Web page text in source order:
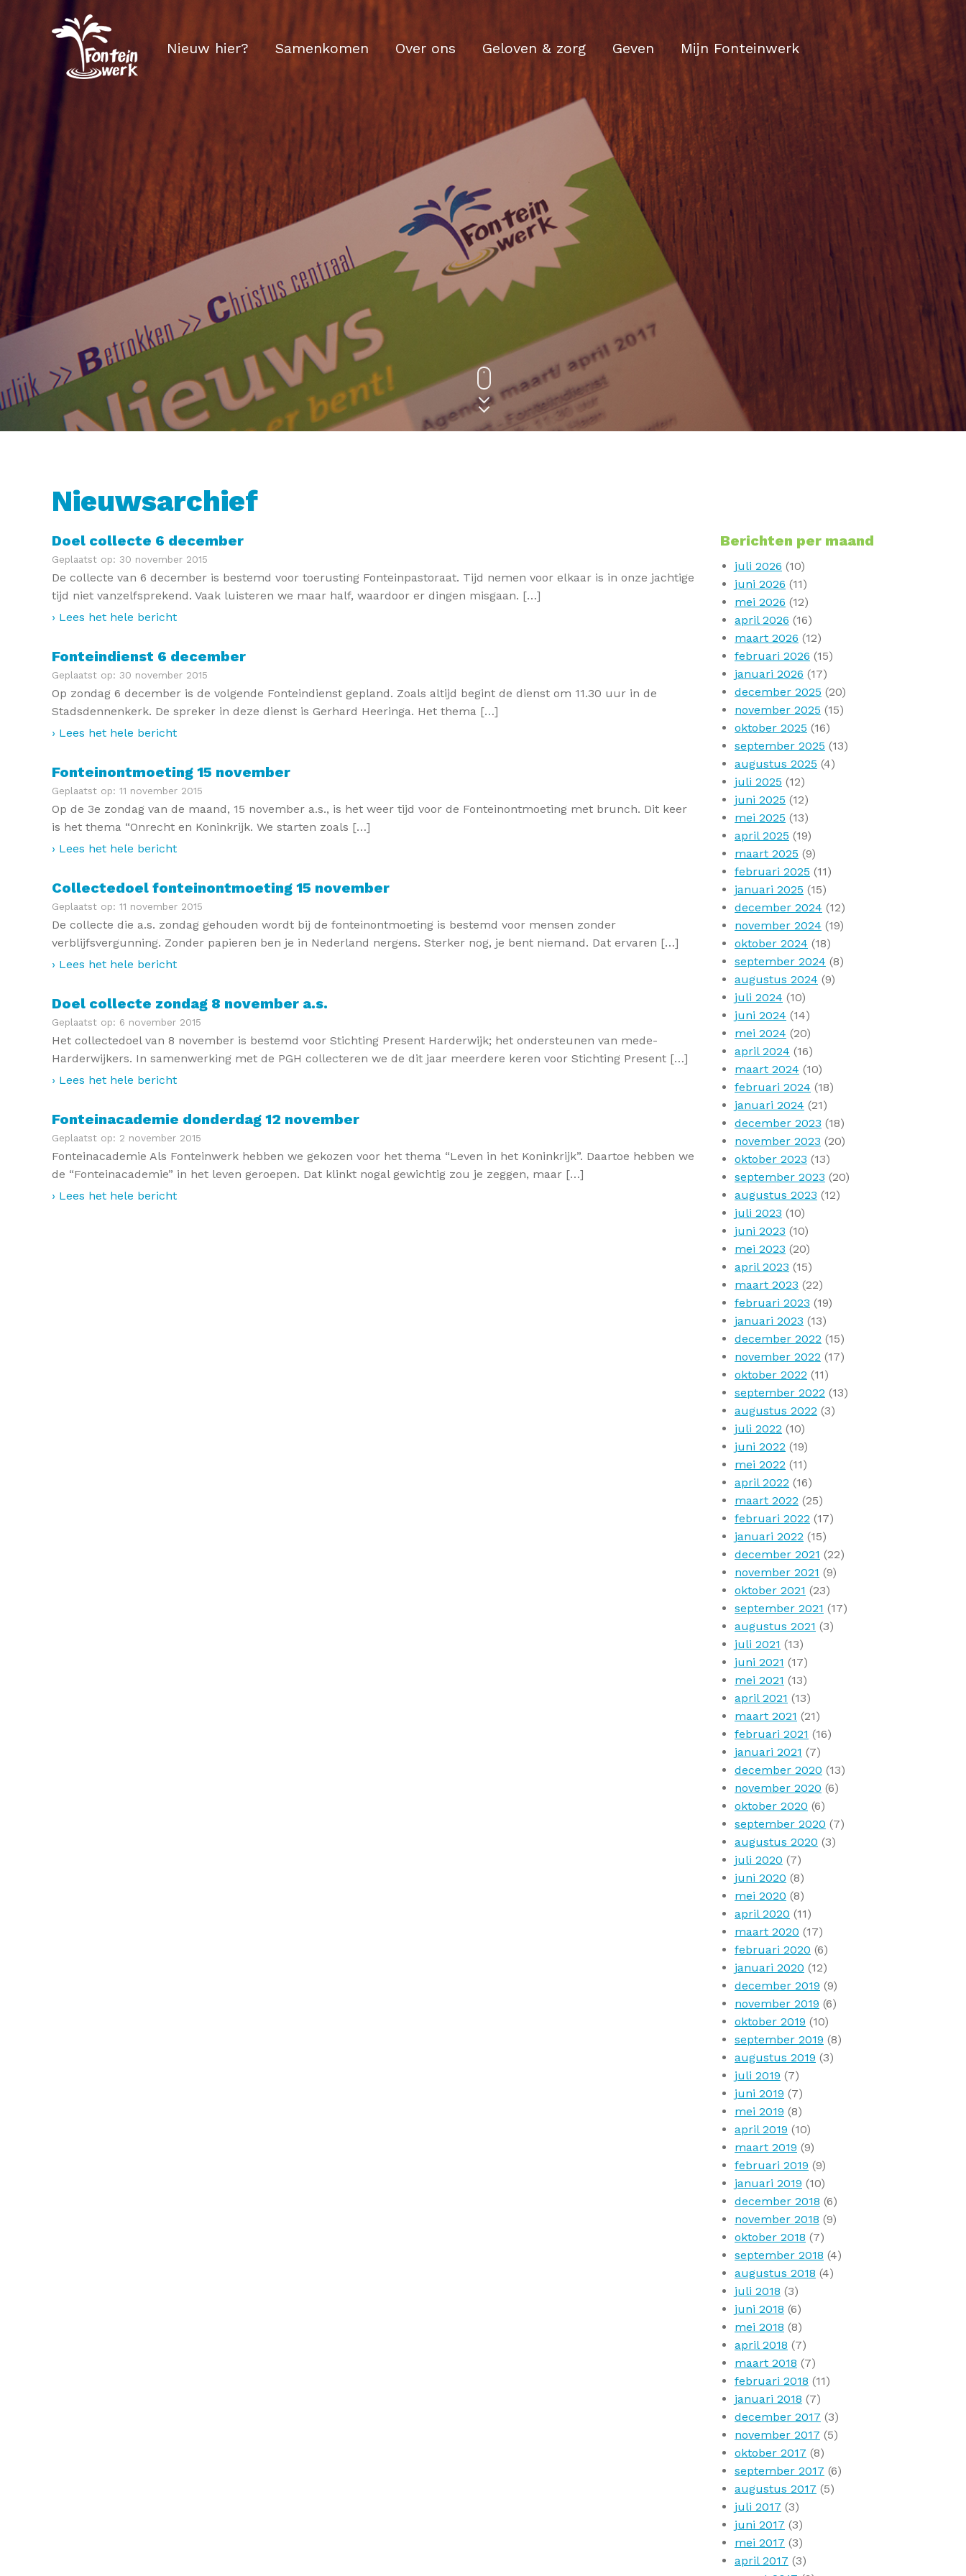
Nieuw hier? Samenkomen Over ons Geloven & zorg Geven Mijn Fonteinwerk
Nieuwsarchief
Doel collecte 6 december
Geplaatst op: 30 november 2015
De collecte van 6 december is bestemd voor toerusting Fonteinpastoraat. Tijd nemen voor elkaar is in onze jachtige
tijd niet vanzelfsprekend. Vaak luisteren we maar half, waardoor er dingen misgaan. […]
› Lees het hele bericht
Fonteindienst 6 december
Geplaatst op: 30 november 2015
Op zondag 6 december is de volgende Fonteindienst gepland. Zoals altijd begint de dienst om 11.30 uur in de
Stadsdennenkerk. De spreker in deze dienst is Gerhard Heeringa. Het thema […]
› Lees het hele bericht
Fonteinontmoeting 15 november
Geplaatst op: 11 november 2015
Op de 3e zondag van de maand, 15 november a.s., is het weer tijd voor de Fonteinontmoeting met brunch. Dit keer
is het thema “Onrecht en Koninkrijk. We starten zoals […]
› Lees het hele bericht
Collectedoel fonteinontmoeting 15 november
Geplaatst op: 11 november 2015
De collecte die a.s. zondag gehouden wordt bij de fonteinontmoeting is bestemd voor mensen zonder
verblijfsvergunning. Zonder papieren ben je in Nederland nergens. Sterker nog, je bent niemand. Dat ervaren […]
› Lees het hele bericht
Doel collecte zondag 8 november a.s.
Geplaatst op: 6 november 2015
Het collectedoel van 8 november is bestemd voor Stichting Present Harderwijk; het ondersteunen van mede-
Harderwijkers. In samenwerking met de PGH collecteren we de dit jaar meerdere keren voor Stichting Present […]
› Lees het hele bericht
Fonteinacademie donderdag 12 november
Geplaatst op: 2 november 2015
Fonteinacademie Als Fonteinwerk hebben we gekozen voor het thema “Leven in het Koninkrijk”. Daartoe hebben we
de “Fonteinacademie” in het leven geroepen. Dat klinkt nogal gewichtig zou je zeggen, maar […]
› Lees het hele bericht
Berichten per maand
juli 2026 (10)
juni 2026 (11)
mei 2026 (12)
april 2026 (16)
maart 2026 (12)
februari 2026 (15)
januari 2026 (17)
december 2025 (20)
november 2025 (15)
oktober 2025 (16)
september 2025 (13)
augustus 2025 (4)
juli 2025 (12)
juni 2025 (12)
mei 2025 (13)
april 2025 (19)
maart 2025 (9)
februari 2025 (11)
januari 2025 (15)
december 2024 (12)
november 2024 (19)
oktober 2024 (18)
september 2024 (8)
augustus 2024 (9)
juli 2024 (10)
juni 2024 (14)
mei 2024 (20)
april 2024 (16)
maart 2024 (10)
februari 2024 (18)
januari 2024 (21)
december 2023 (18)
november 2023 (20)
oktober 2023 (13)
september 2023 (20)
augustus 2023 (12)
juli 2023 (10)
juni 2023 (10)
mei 2023 (20)
april 2023 (15)
maart 2023 (22)
februari 2023 (19)
januari 2023 (13)
december 2022 (15)
november 2022 (17)
oktober 2022 (11)
september 2022 (13)
augustus 2022 (3)
juli 2022 (10)
juni 2022 (19)
mei 2022 (11)
april 2022 (16)
maart 2022 (25)
februari 2022 (17)
januari 2022 (15)
december 2021 (22)
november 2021 (9)
oktober 2021 (23)
september 2021 (17)
augustus 2021 (3)
juli 2021 (13)
juni 2021 (17)
mei 2021 (13)
april 2021 (13)
maart 2021 (21)
februari 2021 (16)
januari 2021 (7)
december 2020 (13)
november 2020 (6)
oktober 2020 (6)
september 2020 (7)
augustus 2020 (3)
juli 2020 (7)
juni 2020 (8)
mei 2020 (8)
april 2020 (11)
maart 2020 (17)
februari 2020 (6)
januari 2020 (12)
december 2019 (9)
november 2019 (6)
oktober 2019 (10)
september 2019 (8)
augustus 2019 (3)
juli 2019 (7)
juni 2019 (7)
mei 2019 (8)
april 2019 (10)
maart 2019 (9)
februari 2019 (9)
januari 2019 (10)
december 2018 (6)
november 2018 (9)
oktober 2018 (7)
september 2018 (4)
augustus 2018 (4)
juli 2018 (3)
juni 2018 (6)
mei 2018 (8)
april 2018 (7)
maart 2018 (7)
februari 2018 (11)
januari 2018 (7)
december 2017 (3)
november 2017 (5)
oktober 2017 (8)
september 2017 (6)
augustus 2017 (5)
juli 2017 (3)
juni 2017 (3)
mei 2017 (3)
april 2017 (3)